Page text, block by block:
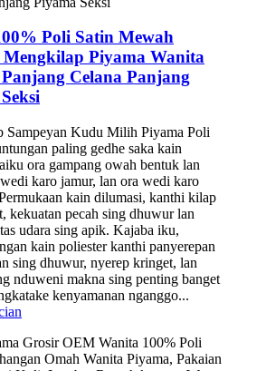
Poli Satin Mewah
Piyama Wanita
Celana Panjang
Sampeyan Kudu Milih Piyama Poli
paling gedhe saka kain
ora gampang owah bentuk lan
karo jamur, lan ora wedi karo
kain dilumasi, kanthi kilap
kekuatan pecah sing dhuwur lan
udara sing apik. Kajaba iku,
kain poliester kanthi panyerepan
sing dhuwur, nyerep kringet, lan
nduweni makna sing penting banget
kenyamanan nganggo...